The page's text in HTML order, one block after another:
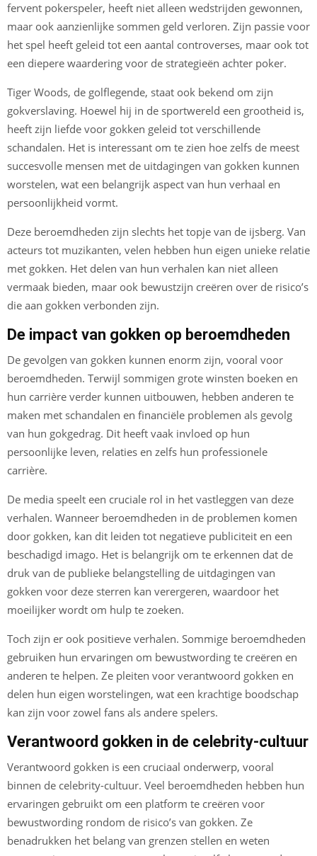
fervent pokerspeler, heeft niet alleen wedstrijden gewonnen,
maar ook aanzienlijke sommen geld verloren. Zijn passie voor
het spel heeft geleid tot een aantal controverses, maar ook tot
een diepere waardering voor de strategieën achter poker.
Tiger Woods, de golflegende, staat ook bekend om zijn
gokverslaving. Hoewel hij in de sportwereld een grootheid is,
heeft zijn liefde voor gokken geleid tot verschillende
schandalen. Het is interessant om te zien hoe zelfs de meest
succesvolle mensen met de uitdagingen van gokken kunnen
worstelen, wat een belangrijk aspect van hun verhaal en
persoonlijkheid vormt.
Deze beroemdheden zijn slechts het topje van de ijsberg. Van
acteurs tot muzikanten, velen hebben hun eigen unieke relatie
met gokken. Het delen van hun verhalen kan niet alleen
vermaak bieden, maar ook bewustzijn creëren over de risico’s
die aan gokken verbonden zijn.
De impact van gokken op beroemdheden
De gevolgen van gokken kunnen enorm zijn, vooral voor
beroemdheden. Terwijl sommigen grote winsten boeken en
hun carrière verder kunnen uitbouwen, hebben anderen te
maken met schandalen en financiële problemen als gevolg
van hun gokgedrag. Dit heeft vaak invloed op hun
persoonlijke leven, relaties en zelfs hun professionele
carrière.
De media speelt een cruciale rol in het vastleggen van deze
verhalen. Wanneer beroemdheden in de problemen komen
door gokken, kan dit leiden tot negatieve publiciteit en een
beschadigd imago. Het is belangrijk om te erkennen dat de
druk van de publieke belangstelling de uitdagingen van
gokken voor deze sterren kan verergeren, waardoor het
moeilijker wordt om hulp te zoeken.
Toch zijn er ook positieve verhalen. Sommige beroemdheden
gebruiken hun ervaringen om bewustwording te creëren en
anderen te helpen. Ze pleiten voor verantwoord gokken en
delen hun eigen worstelingen, wat een krachtige boodschap
kan zijn voor zowel fans als andere spelers.
Verantwoord gokken in de celebrity-cultuur
Verantwoord gokken is een cruciaal onderwerp, vooral
binnen de celebrity-cultuur. Veel beroemdheden hebben hun
ervaringen gebruikt om een platform te creëren voor
bewustwording rondom de risico’s van gokken. Ze
benadrukken het belang van grenzen stellen en weten